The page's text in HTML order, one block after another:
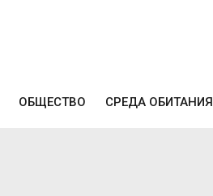
ОБЩЕСТВО СРЕДА ОБИТАНИЯ